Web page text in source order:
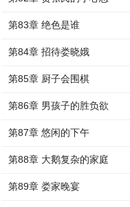
第83章 绝色是谁
第84章 招待娄晓娥
第85章 厨子会围棋
第86章 男孩子的胜负欲
第87章 悠闲的下午
第88章 大鹅复杂的家庭
第89章 娄家晚宴